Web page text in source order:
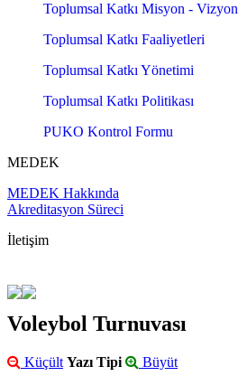
Toplumsal Katkı Misyon - Vizyon
Toplumsal Katkı Faaliyetleri
Toplumsal Katkı Yönetimi
Toplumsal Katkı Politikası
PUKO Kontrol Formu
MEDEK
MEDEK Hakkında
Akreditasyon Süreci
İletişim
Voleybol Turnuvası
Küçült Yazı Tipi Büyüt